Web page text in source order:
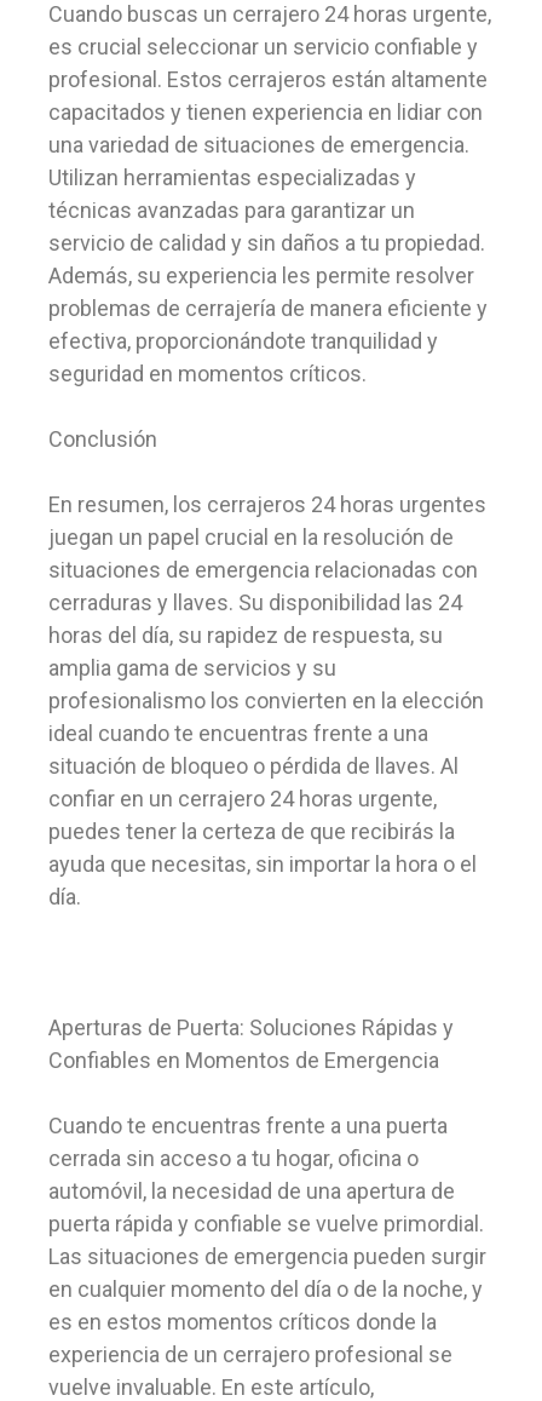
Cuando buscas un cerrajero 24 horas urgente,
es crucial seleccionar un servicio confiable y
profesional. Estos cerrajeros están altamente
capacitados y tienen experiencia en lidiar con
una variedad de situaciones de emergencia.
Utilizan herramientas especializadas y
técnicas avanzadas para garantizar un
servicio de calidad y sin daños a tu propiedad.
Además, su experiencia les permite resolver
problemas de cerrajería de manera eficiente y
efectiva, proporcionándote tranquilidad y
seguridad en momentos críticos.
Conclusión
En resumen, los cerrajeros 24 horas urgentes
juegan un papel crucial en la resolución de
situaciones de emergencia relacionadas con
cerraduras y llaves. Su disponibilidad las 24
horas del día, su rapidez de respuesta, su
amplia gama de servicios y su
profesionalismo los convierten en la elección
ideal cuando te encuentras frente a una
situación de bloqueo o pérdida de llaves. Al
confiar en un cerrajero 24 horas urgente,
puedes tener la certeza de que recibirás la
ayuda que necesitas, sin importar la hora o el
día.
Aperturas de Puerta: Soluciones Rápidas y
Confiables en Momentos de Emergencia
Cuando te encuentras frente a una puerta
cerrada sin acceso a tu hogar, oficina o
automóvil, la necesidad de una apertura de
puerta rápida y confiable se vuelve primordial.
Las situaciones de emergencia pueden surgir
en cualquier momento del día o de la noche, y
es en estos momentos críticos donde la
experiencia de un cerrajero profesional se
vuelve invaluable. En este artículo,